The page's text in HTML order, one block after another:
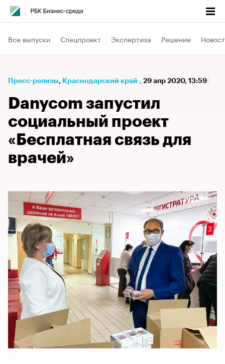
Все выпуски Спецпроект Экспертиза Решение
Пресс-релизы⁠, Краснодарский край , 29 апр 2020, 13:59
Danycom запустил
социальный проект
«Бесплатная связь для
врачей»